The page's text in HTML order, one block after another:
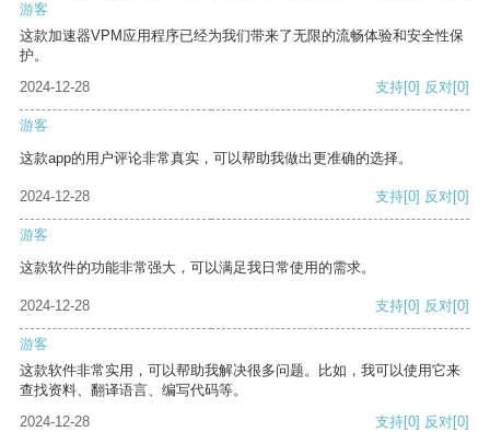
游客
这款加速器VPM应用程序已经为我们带来了无限的流畅体验和安全性保
护。
2024-12-28
支持[0] 反对[0]
游客
这款app的用户评论非常真实，可以帮助我做出更准确的选择。
2024-12-28 支持[0] 反对[0]
游客
这款软件的功能非常强大，可以满足我日常使用的需求。
2024-12-28 支持[0] 反对[0]
游客
这款软件非常实用，可以帮助我解决很多问题。比如，我可以使用它来
查找资料、翻译语言、编写代码等。
2024-12-28
支持[0] 反对[0]